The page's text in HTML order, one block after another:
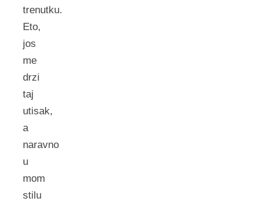
trenutku.
Eto,
jos
me
drzi
taj
utisak,
a
naravno
u
mom
stilu